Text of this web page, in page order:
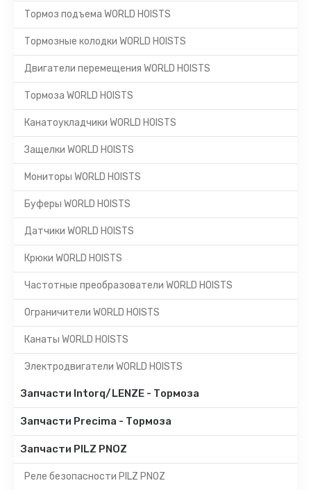
Тормоз подъема WORLD HOISTS
Тормозные колодки WORLD HOISTS
Двигатели перемещения WORLD HOISTS
Тормоза WORLD HOISTS
Канатоукладчики WORLD HOISTS
Защелки WORLD HOISTS
Мониторы WORLD HOISTS
Буферы WORLD HOISTS
Датчики WORLD HOISTS
Крюки WORLD HOISTS
Частотные преобразователи WORLD HOISTS
Ограничители WORLD HOISTS
Канаты WORLD HOISTS
Электродвигатели WORLD HOISTS
Запчасти Intorq/LENZE - Тормоза
Запчасти Precima - Тормоза
Запчасти PILZ PNOZ
Реле безопасности PILZ PNOZ